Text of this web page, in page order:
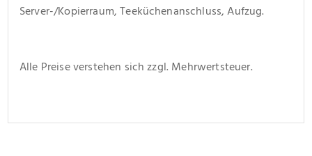
Server-/Kopierraum, Teeküchenanschluss, Aufzug.
Alle Preise verstehen sich zzgl. Mehrwertsteuer.